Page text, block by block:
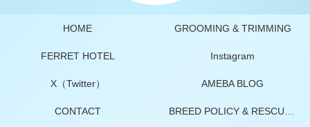
HOME GROOMING & TRIMMING
FERRET HOTEL Instagram
X（Twitter） AMEBA BLOG
CONTACT